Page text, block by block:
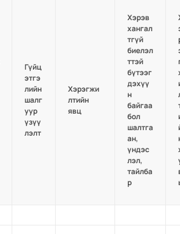
Гүйц
этгэ
лийн
шалг
уур
үзүү
лэлт
Хэрэгжи
лтийн
явц
Хэрэв
хангал
тгүй
биелэл
ттэй
бүтээг
дэхүү
н
байгаа
бол
шалтга
ан,
үндэс
лэл,
тайлба
р